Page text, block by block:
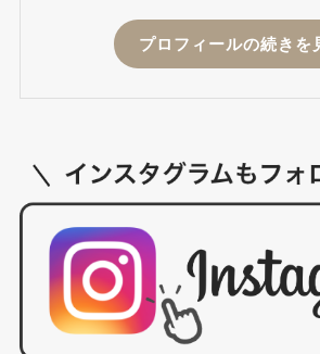
プロフィールの続きを